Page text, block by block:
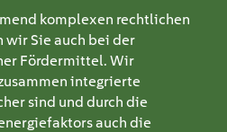
komplexen rechtlichen
wir Sie auch bei der
Fördermittel. Wir
integrierte
sind und durch die
auch die